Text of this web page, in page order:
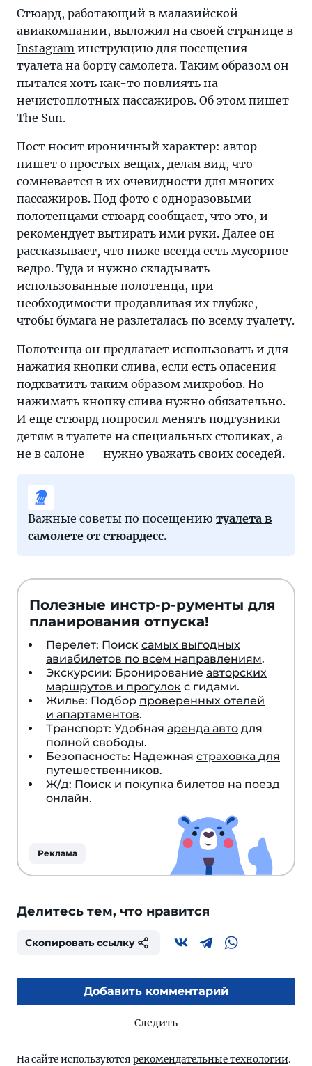
в
малазийской
авиакомпании,
выложил
на
своей
странице
Instagram
инструкцию
для
посещения
туалета
на
борту
самолета.
Таким
образом
он
хоть
как-
то
повлиять
на
нечистоплотных
пассажиров.
Стюард, работающий в малазийской
авиакомпании, выложил на своей странице в
Instagram инструкцию для посещения
туалета на борту самолета. Таким образом он
пытался хоть как-то повлиять на
нечистоплотных пассажиров. Об этом пишет
The Sun.
Пост носит ироничный характер: автор
пишет о простых вещах, делая вид, что
сомневается в их очевидности для многих
пассажиров. Под фото с одноразовыми
полотенцами стюард сообщает, что это, и
рекомендует вытирать ими руки. Далее он
рассказывает, что ниже всегда есть мусорное
ведро. Туда и нужно складывать
использованные полотенца, при
необходимости продавливая их глубже,
чтобы бумага не разлеталась по всему туалету.
Полотенца он предлагает использовать и для
нажатия кнопки слива, если есть опасения
подхватить таким образом микробов. Но
нажимать кнопку слива нужно обязательно.
И еще стюард попросил менять подгузники
детям в туалете на специальных столиках, а
не в салоне — нужно уважать своих соседей.
Важные советы по посещению туалета в
самолете от стюардесс.
Полезные инстр-р-рументы для
планирования отпуска!
Перелет: Поиск самых выгодных
авиабилетов по всем направлениям.
Экскурсии: Бронирование авторских
маршрутов и прогулок с гидами.
Жилье: Подбор проверенных отелей
и апартаментов.
Транспорт: Удобная аренда авто для
полной свободы.
Безопасность: Надежная страховка для
путешественников.
Ж/д: Поиск и покупка билетов на поезд
онлайн.
Реклама
Делитесь тем, что нравится
Скопировать ссылку
Добавить комментарий
Следить
На сайте используются рекомендательные технологии.